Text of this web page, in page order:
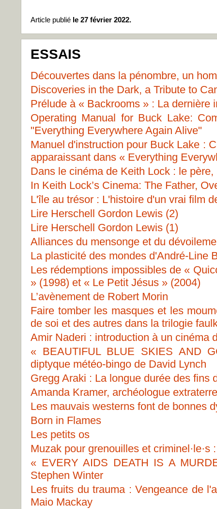
Article publié le 27 février 2022.
ESSAIS
Découvertes dans la pénombre, un
Discoveries in the Dark, a Tribute to
Prélude à « Backrooms » : La dernière
Operating Manual for Buck Lake:
"Everything Everywhere Again Alive"
Manuel d'instruction pour Buck Lake :
apparaissant dans « Everything
Dans le cinéma de Keith Lock : le
In Keith Lock’s Cinema: The Father,
L'île au trésor : L'histoire d'un vrai film
Lire Herschell Gordon Lewis (2)
Lire Herschell Gordon Lewis (1)
Alliances du mensonge et du
La plasticité des mondes d'André-Line
Les rédemptions impossibles de «
» (1998) et « Le Petit Jésus » (2004)
L’avènement de Robert Morin
Faire tomber les masques et les
de soi et des autres dans la trilogie
Amir Naderi : introduction à un cinéma
« BEAUTIFUL BLUE SKIES AND
diptyque météo-bingo de David Lynch
Gregg Araki : La longue durée des fins
Amanda Kramer, archéologue
Les mauvais westerns font de bonnes
Born in Flames
Les petits os
Muzak pour grenouilles et criminel·le·s
« EVERY AIDS DEATH IS A
Stephen Winter
Les fruits du trauma : Vengeance de
Maio Mackay